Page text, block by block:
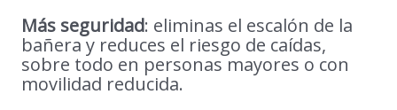
Más seguridad: eliminas el escalón de la
bañera y reduces el riesgo de caídas,
sobre todo en personas mayores o con
movilidad reducida.